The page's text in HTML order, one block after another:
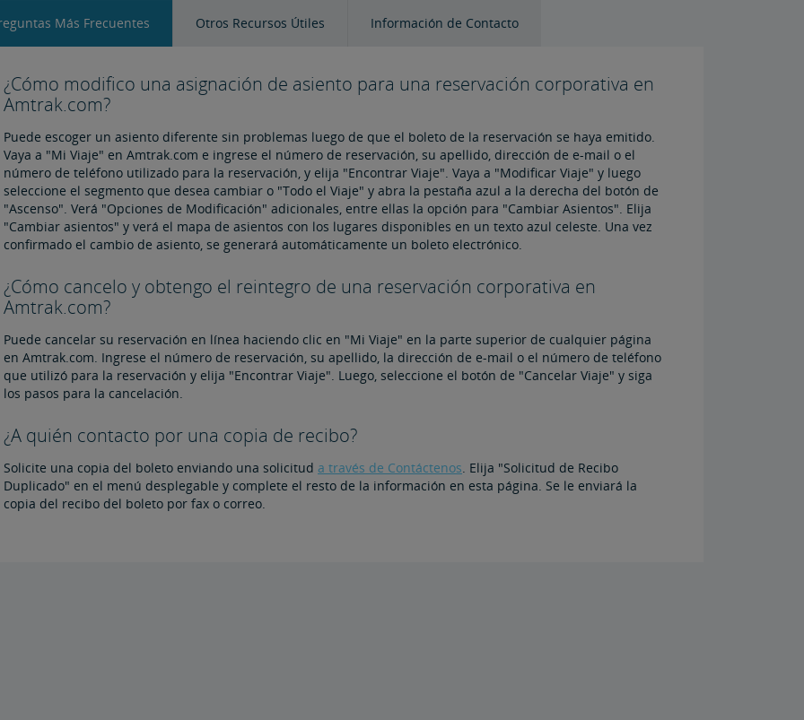
Más Frecuentes Otros Recursos Útiles Información de Contacto
¿Cómo modifico una asignación de asiento para una reservación corporativa en
Amtrak.com?
Puede escoger un asiento diferente sin problemas luego de que el boleto de la reservación se haya emitido.
Vaya a "Mi Viaje" en Amtrak.com e ingrese el número de reservación, su apellido, dirección de e-mail o el
número de teléfono utilizado para la reservación, y elija "Encontrar Viaje". Vaya a "Modificar Viaje" y luego
seleccione el segmento que desea cambiar o "Todo el Viaje" y abra la pestaña azul a la derecha del botón de
"Ascenso". Verá "Opciones de Modificación" adicionales, entre ellas la opción para "Cambiar Asientos". Elija
"Cambiar asientos" y verá el mapa de asientos con los lugares disponibles en un texto azul celeste. Una vez
confirmado el cambio de asiento, se generará automáticamente un boleto electrónico.
¿Cómo cancelo y obtengo el reintegro de una reservación corporativa en
Amtrak.com?
Puede cancelar su reservación en línea haciendo clic en "Mi Viaje" en la parte superior de cualquier página
en Amtrak.com. Ingrese el número de reservación, su apellido, la dirección de e-mail o el número de teléfono
que utilizó para la reservación y elija "Encontrar Viaje". Luego, seleccione el botón de "Cancelar Viaje" y siga
los pasos para la cancelación.
¿A quién contacto por una copia de recibo?
Solicite una copia del boleto enviando una solicitud a través de Contáctenos. Elija "Solicitud de Recibo
Duplicado" en el menú desplegable y complete el resto de la información en esta página. Se le enviará la
copia del recibo del boleto por fax o correo.